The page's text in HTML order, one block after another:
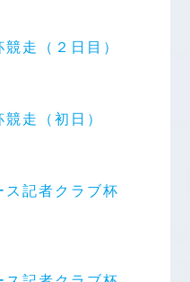
競走（２日目）
競走（初日）
ス記者クラブ杯